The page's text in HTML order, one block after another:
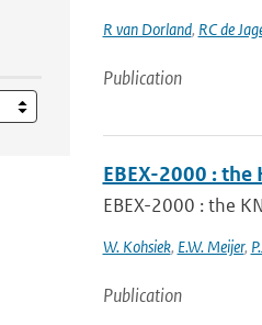
R van Dorland, RC de
Publication
EBEX-2000 :
EBEX-2000 : the
W. Kohsiek, E.W. Meijer,
Publication